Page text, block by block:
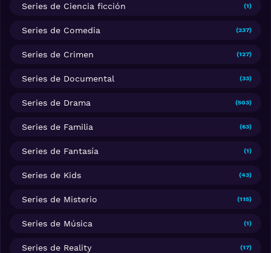
Series de Ciencia ficción (1)
Series de Comedia (237)
Series de Crimen (127)
Series de Documental (33)
Series de Drama (503)
Series de Familia (63)
Series de Fantasía (1)
Series de Kids (43)
Series de Misterio (115)
Series de Música (1)
Series de Reality (17)